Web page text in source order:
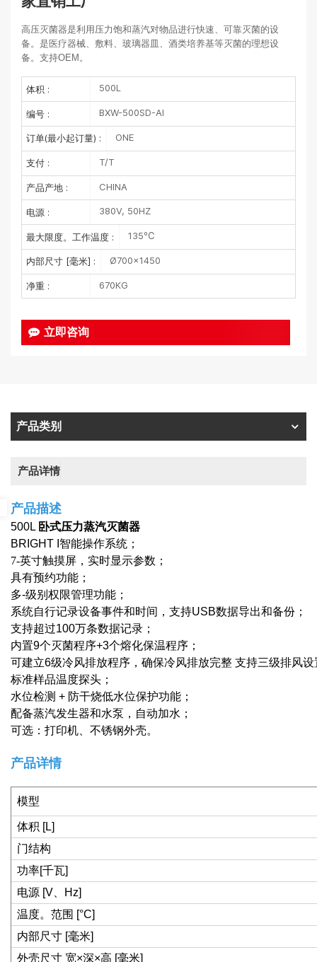
高压灭菌器是利用压力饱和蒸汽对物品进行快速、可靠灭菌的设
备。是医疗器械、敷料、玻璃器皿、酒类培养基等灭菌的理想设
备。支持OEM。
体积 : 500L
编号 : BXW-500SD-AI
订单(最小起订量) : ONE
支付 : T/T
产品产地 : CHINA
电源 : 380V, 50HZ
最大限度。工作温度 : 135℃
内部尺寸 [毫米] : Ø700×1450
净重 : 670KG
立即咨询
产品类别
产品详情
产品描述
500L 卧式压力蒸汽灭菌器
BRIGHT I智能操作系统；
7-英寸触摸屏，实时显示参数；
具有预约功能；
多-级别权限管理功能；
系统自行记录设备事件和时间，支持USB数据导出和备份；
支持超过100万条数据记录；
内置9个灭菌程序+3个熔化保温程序；
可建立6级冷风排放程序，确保冷风排放完整 支持三级排风设
标准样品温度探头；
水位检测 + 防干烧低水位保护功能；
配备蒸汽发生器和水泵，自动加水；
可选：打印机、不锈钢外壳。
产品详情
模型
体积 [L]
门结构
功率[千瓦]
电源 [V、Hz]
温度。范围 [°C]
内部尺寸 [毫米]
外壳尺寸 宽×深×高 [毫米]